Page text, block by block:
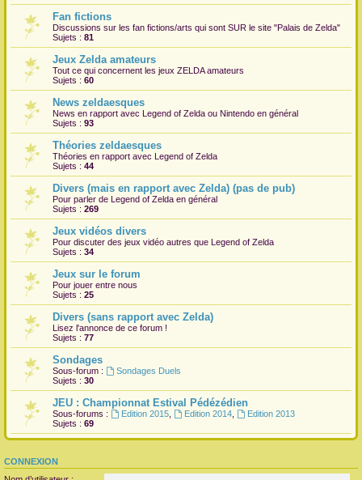
Fan fictions
Discussions sur les fan fictions/arts qui sont SUR le site "Palais de Zelda"
Sujets : 81
Jeux Zelda amateurs
Tout ce qui concernent les jeux ZELDA amateurs
Sujets : 60
News zeldaesques
News en rapport avec Legend of Zelda ou Nintendo en général
Sujets : 93
Théories zeldaesques
Théories en rapport avec Legend of Zelda
Sujets : 44
Divers (mais en rapport avec Zelda) (pas de pub)
Pour parler de Legend of Zelda en général
Sujets : 269
Jeux vidéos divers
Pour discuter des jeux vidéo autres que Legend of Zelda
Sujets : 34
Jeux sur le forum
Pour jouer entre nous
Sujets : 25
Divers (sans rapport avec Zelda)
Lisez l'annonce de ce forum !
Sujets : 77
Sondages
Sous-forum :
Sondages Duels
Sujets : 30
JEU : Championnat Estival Pédézédien
Sous-forums : Edition 2015, Edition 2014,
Edition 2013
Sujets : 69
CONNEXION